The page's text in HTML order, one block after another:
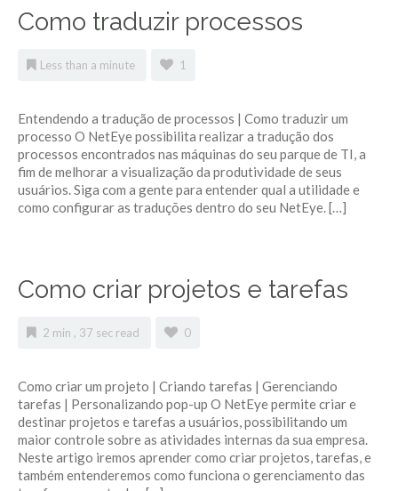
Como traduzir processos
Less than a minute 1
Entendendo a tradução de processos | Como traduzir um
processo O NetEye possibilita realizar a tradução dos
processos encontrados nas máquinas do seu parque de TI, a
fim de melhorar a visualização da produtividade de seus
usuários. Siga com a gente para entender qual a utilidade e
como configurar as traduções dentro do seu NetEye. […]
Como criar projetos e tarefas
2 min , 37 sec read 0
Como criar um projeto | Criando tarefas | Gerenciando
tarefas | Personalizando pop-up O NetEye permite criar e
destinar projetos e tarefas a usuários, possibilitando um
maior controle sobre as atividades internas da sua empresa.
Neste artigo iremos aprender como criar projetos, tarefas, e
também entenderemos como funciona o gerenciamento das